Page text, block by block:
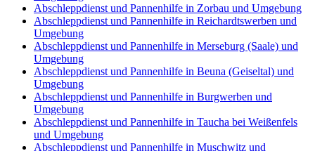
Abschleppdienst und Pannenhilfe in Zorbau und Umgebung
Abschleppdienst und Pannenhilfe in Reichardtswerben und
Umgebung
Abschleppdienst und Pannenhilfe in Merseburg (Saale) und
Umgebung
Abschleppdienst und Pannenhilfe in Beuna (Geiseltal) und
Umgebung
Abschleppdienst und Pannenhilfe in Burgwerben und
Umgebung
Abschleppdienst und Pannenhilfe in Taucha bei Weißenfels
und Umgebung
Abschleppdienst und Pannenhilfe in Muschwitz und